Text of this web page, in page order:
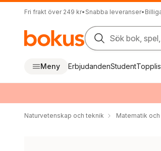
Fri frakt över 249 kr• Snabba leveranser•
Sök bok,
Meny ErbjudandenStudent
Naturvetenskap och teknik Matematik